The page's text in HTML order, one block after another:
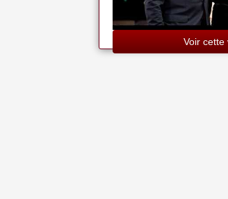
Voir cette